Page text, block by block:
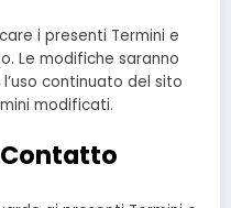
i presenti Termini e
Le modifiche saranno
continuato del sito
modificati.